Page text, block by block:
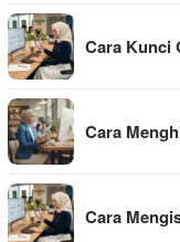
Cara Kunci
Cara
Cara